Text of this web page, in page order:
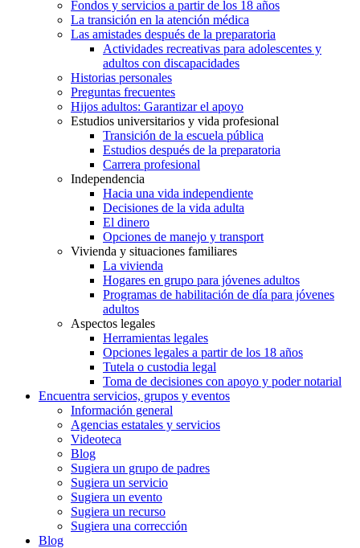
Fondos y servicios a partir de los 18 años
La transición en la atención médica
Las amistades después de la preparatoria
Actividades recreativas para adolescentes y
adultos con discapacidades
Historias personales
Preguntas frecuentes
Hijos adultos: Garantizar el apoyo
Estudios universitarios y vida profesional
Transición de la escuela pública
Estudios después de la preparatoria
Carrera profesional
Independencia
Hacia una vida independiente
Decisiones de la vida adulta
El dinero
Opciones de manejo y transport
Vivienda y situaciones familiares
La vivienda
Hogares en grupo para jóvenes adultos
Programas de habilitación de día para jóvenes
adultos
Aspectos legales
Herramientas legales
Opciones legales a partir de los 18 años
Tutela o custodia legal
Toma de decisiones con apoyo y poder notarial
Encuentra servicios, grupos y eventos
Información general
Agencias estatales y servicios
Videoteca
Blog
Sugiera un grupo de padres
Sugiera un servicio
Sugiera un evento
Sugiera un recurso
Sugiera una corrección
Blog